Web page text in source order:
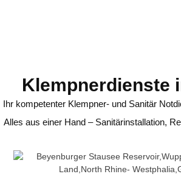
Klempnerdienste
Ihr kompetenter Klempner- und Sanitär
Alles aus einer Hand – Sanitärinstallation,